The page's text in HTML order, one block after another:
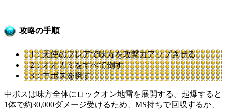
攻略の手順
1：天使のフレアで味方を攻撃力アップさせる
2：オオカミをすべて倒す
3：中ボスを倒す
中ボスは味方全体にロックオン地雷を展開する。起爆すると
1体で約30,000ダメージ受けるため、MS持ちで回収するか、